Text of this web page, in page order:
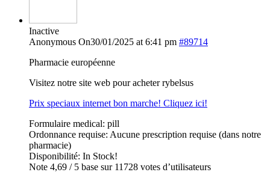
Inactive
Anonymous On30/01/2025 at 6:41 pm #89714
Pharmacie européenne
Visitez notre site web pour acheter rybelsus
Prix speciaux internet bon marche! Cliquez ici!
Formulaire medical: pill
Ordonnance requise: Aucune prescription requise (dans notre
pharmacie)
Disponibilité: In Stock!
Note 4,69 / 5 base sur 11728 votes d’utilisateurs